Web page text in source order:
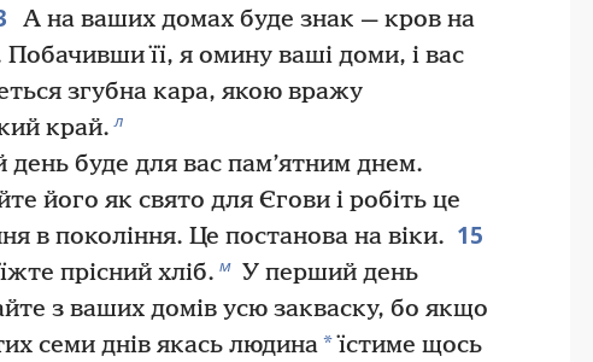
А на ваших домах буде знак — кров на
Побачивши її, я омину ваші доми, і вас
згубна кара, якою вражу
край. л
день буде для вас пам’ятним днем.
його як свято для Єгови і робіть це
в покоління. Це постанова на віки. 15
прісний хліб. м У перший день
з ваших домів усю закваску, бо якщо
семи днів якась людина*їстиме щось